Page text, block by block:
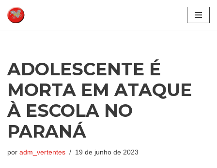
Pular
ADOLESCENTE É
MORTA EM ATAQUE
À ESCOLA NO
PARANÁ
por adm_vertentes 19 de junho de 2023